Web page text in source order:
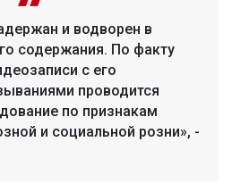
и водворен в
содержания. По факту
с его
проводится
по признакам
и социальной розни», -